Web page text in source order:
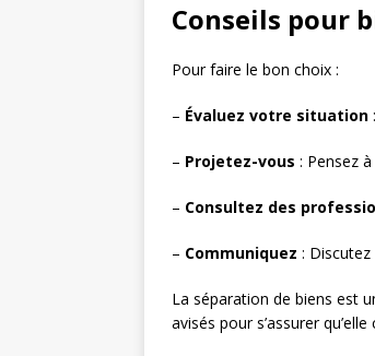
Conseils pour
Pour faire le bon choix :
– Évaluez votre situation
– Projetez-vous : Pensez
– Consultez des
– Communiquez :
La séparation de biens est
avisés pour s’assurer